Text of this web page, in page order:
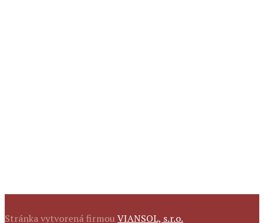
Stránka vytvorená firmou VIANSOL, s.r.o.